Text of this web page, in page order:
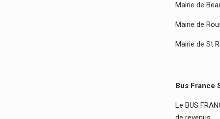
Mairie de
Mairie de
Mairie de St
Bus France
Le BUS